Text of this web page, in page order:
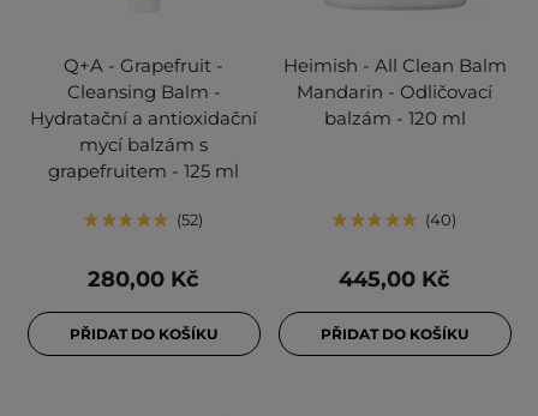
Q+A - Grapefruit -
Cleansing Balm -
Hydratační a antioxidační
mycí balzám s
grapefruitem - 125 ml
52
280,00 Kč
PŘIDAT DO KOŠÍKU
Heimish - All Clean Balm
Mandarin - Odličovací
balzám - 120 ml
40
445,00 Kč
PŘIDAT DO KOŠÍKU